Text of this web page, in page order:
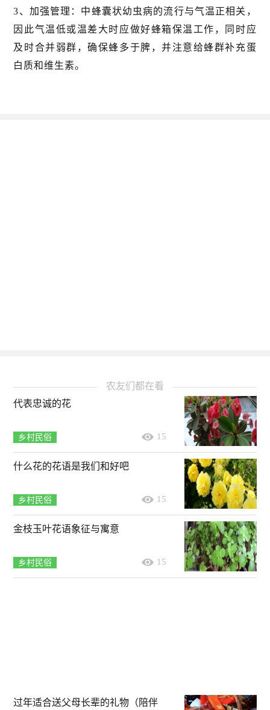
3、加强管理：中蜂囊状幼虫病的流行与气温正相关，
因此气温低或温差大时应做好蜂箱保温工作，同时应
及时合并弱群，确保蜂多于脾，并注意给蜂群补充蛋
白质和维生素。
农友们都在看
代表忠诚的花
乡村民俗 15
什么花的花语是我们和好吧
乡村民俗 15
金枝玉叶花语象征与寓意
乡村民俗 15
过年适合送父母长辈的礼物（陪伴